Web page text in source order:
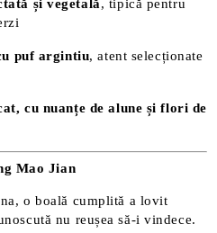
și vegetală, tipică pentru
puf argintiu, atent selecționate
cu nuanțe de alune și flori de
Mao Jian
o boală cumplită a lovit
nu reușea să-i vindece.